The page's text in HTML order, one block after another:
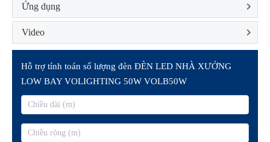
Ứng dụng
Video
Hỗ trợ tính toán số lượng đèn ĐÈN LED NHÀ XƯỞNG
LOW BAY VOLIGHTING 50W VOLB50W